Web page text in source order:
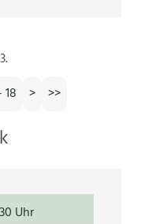
18 > >>
Uhr